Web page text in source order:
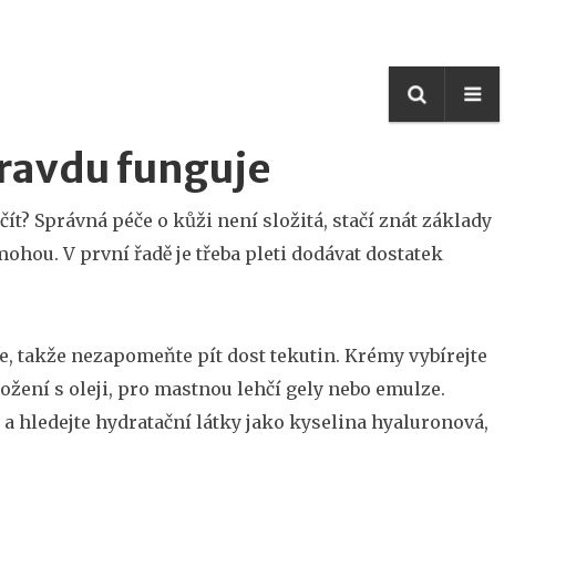
funguje
Správná péče o kůži není složitá, stačí znát základy
V první řadě je třeba pleti dodávat dostatek
takže nezapomeňte pít dost tekutin. Krémy vybírejte
s oleji, pro mastnou lehčí gely nebo emulze.
hledejte hydratační látky jako kyselina hyaluronová,